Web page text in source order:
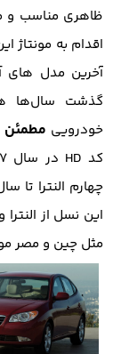
ظاهری مناسب و
اقدام به مونتاژ
آخرین مدل ‌های
گذشت سال‌ها
خودرویی
کد HD در سال 2007 وارد
این نسل از
مثل چین و مصر